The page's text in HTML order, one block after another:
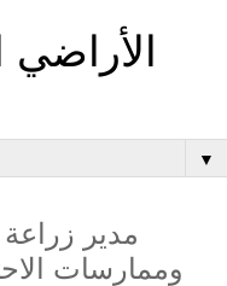
▼
مدير زراعة
وممارسات